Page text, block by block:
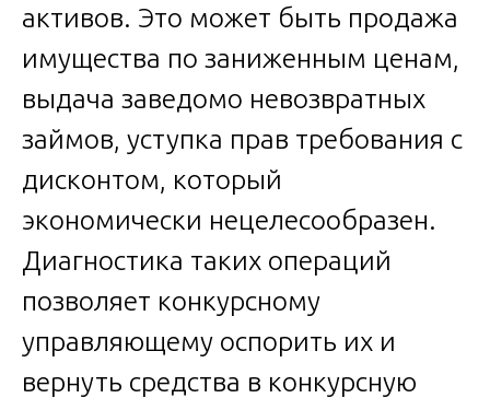
активов. Это может быть продажа
имущества по заниженным ценам,
выдача заведомо невозвратных
займов, уступка прав требования с
дисконтом, который
экономически нецелесообразен.
Диагностика таких операций
позволяет конкурсному
управляющему оспорить их и
вернуть средства в конкурсную